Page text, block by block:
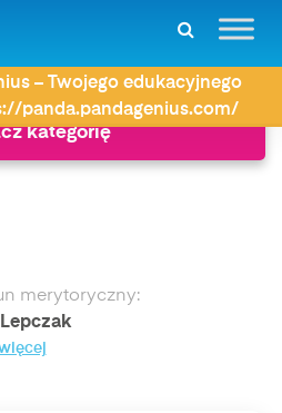
– Twojego edukacyjnego
panda.pandagenius.com/
kategorię
merytoryczny: